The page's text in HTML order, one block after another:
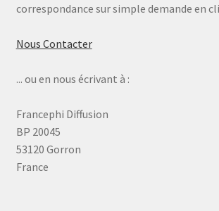
correspondance sur simple demande en
Nous Contacter
... ou en nous écrivant à :
Francephi Diffusion
BP 20045
53120 Gorron
France